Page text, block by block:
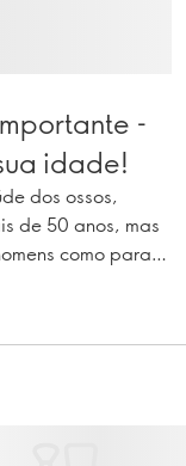
-
idade!
dos ossos,
de 50 anos, mas
como para
o cálcio é
se pode
gosta - estão